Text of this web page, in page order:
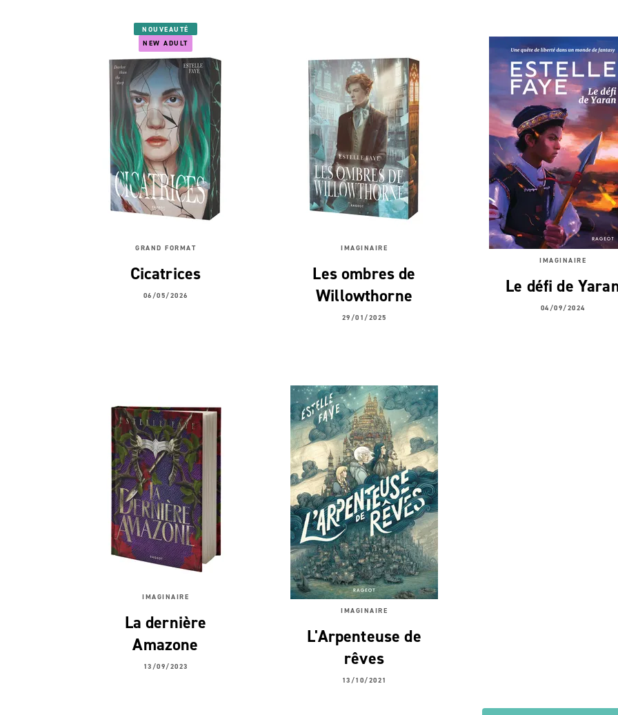
NOUVEAUTÉ
NEW ADULT
GRAND FORMAT
Cicatrices
06/05/2026
IMAGINAIRE
Les ombres de
Willowthorne
29/01/2025
IMAGINAIRE
Le défi de
04/09/2024
IMAGINAIRE
La dernière
Amazone
13/09/2023
IMAGINAIRE
L'Arpenteuse de
rêves
13/10/2021